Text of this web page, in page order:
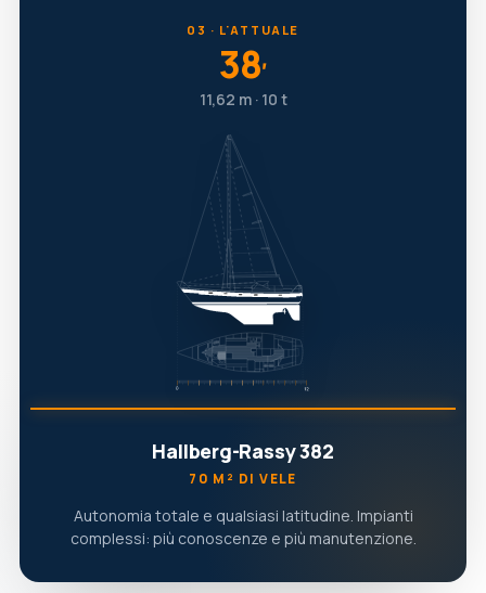
03 · L'ATTUALE
38′
11,62 m · 10 t
Hallberg-Rassy 382
70 M² DI VELE
Autonomia totale e qualsiasi latitudine. Impianti
complessi: più conoscenze e più manutenzione.